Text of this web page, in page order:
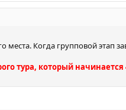
Когда групповой этап
тура, который начинается